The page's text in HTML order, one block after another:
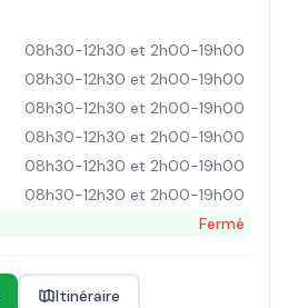
08h30-12h30 et 2h00-19h00
08h30-12h30 et 2h00-19h00
08h30-12h30 et 2h00-19h00
08h30-12h30 et 2h00-19h00
08h30-12h30 et 2h00-19h00
08h30-12h30 et 2h00-19h00
Fermé
Itinéraire